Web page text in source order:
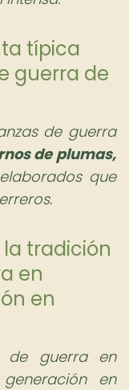
típica
guerra de
de guerra
de plumas,
que
tradición
en
en
de guerra en
en